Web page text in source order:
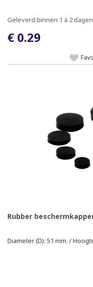
Geleverd binnen 1 à 2 dagen
€ 0.29
Rubber
Diameter (D): 51 mm. /